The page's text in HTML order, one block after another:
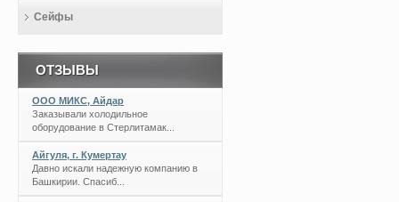
Сейфы
ОТЗЫВЫ
ООО МИКС, Айдар
Заказывали холодильное
оборудование в Стерлитамак...
Айгуля, г. Кумертау
Давно искали надежную компанию в
Башкирии. Спасиб...